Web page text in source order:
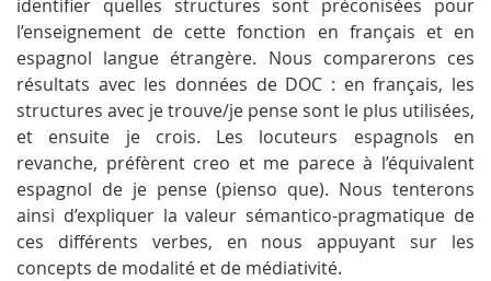
identifier quelles structures sont préconisées pour
l’enseignement de cette fonction en français et en
espagnol langue étrangère. Nous comparerons ces
résultats avec les données de DOC : en français, les
structures avec je trouve/je pense sont le plus utilisées,
et ensuite je crois. Les locuteurs espagnols en
revanche, préfèrent creo et me pareceà l’équivalent
espagnol de je pense(pienso que). Nous tenterons
ainsi d’expliquer la valeur sémantico-pragmatique de
ces différents verbes, en nous appuyant sur les
concepts de modalité et de médiativité.